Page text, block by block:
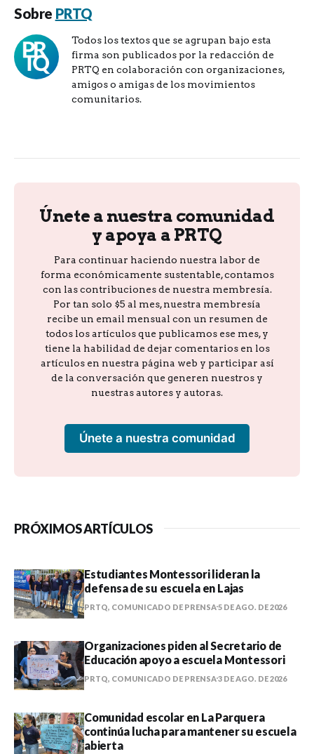
Sobre PRTQ
Todos los textos que se agrupan bajo esta
firma son publicados por la redacción de
PRTQ en colaboración con organizaciones,
amigos o amigas de los movimientos
comunitarios.
Únete a nuestra comunidad
y apoya a PRTQ
Para continuar haciendo nuestra labor de
forma económicamente sustentable, contamos
con las contribuciones de nuestra membresía.
Por tan solo $5 al mes, nuestra membresía
recibe un email mensual con un resumen de
todos los artículos que publicamos ese mes, y
tiene la habilidad de dejar comentarios en los
artículos en nuestra página web y participar así
de la conversación que generen nuestros y
nuestras autores y autoras.
Únete a nuestra comunidad
PRÓXIMOS ARTÍCULOS
Estudiantes Montessori lideran la
defensa de su escuela en Lajas
PRTQ, COMUNICADO DE PRENSA 5 DE AGO. DE 2026
Organizaciones piden al Secretario de
Educación apoyo a escuela Montessori
PRTQ, COMUNICADO DE PRENSA 3 DE AGO. DE 2026
Comunidad escolar en La Parquera
continúa lucha para mantener su escuela
abierta